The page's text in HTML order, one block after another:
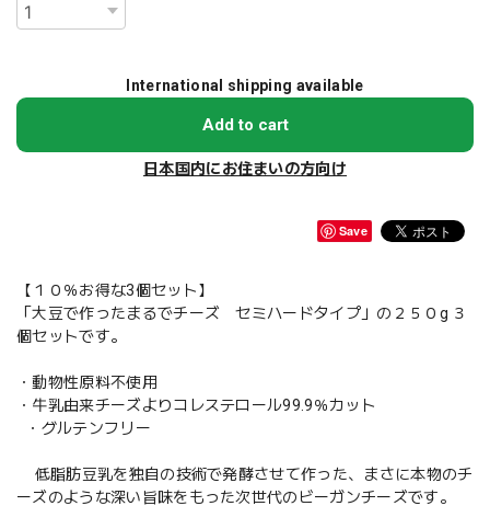
International shipping available
Add to cart
日本国内にお住まいの方向け
Save
【１０％お得な3個セット】
「大豆で作ったまるでチーズ セミハードタイプ」の２５０g ３
個セットです。
・動物性原料不使用
・牛乳由来チーズよりコレステロール99.9％カット
・グルテンフリー
低脂肪豆乳を独自の技術で発酵させて作った、まさに本物のチ
ーズのような深い旨味をもった次世代のビーガンチーズです。